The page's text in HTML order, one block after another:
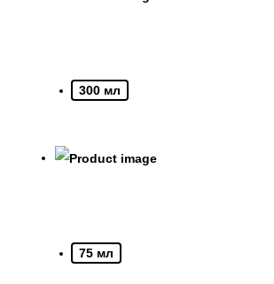
300 мл
75 мл